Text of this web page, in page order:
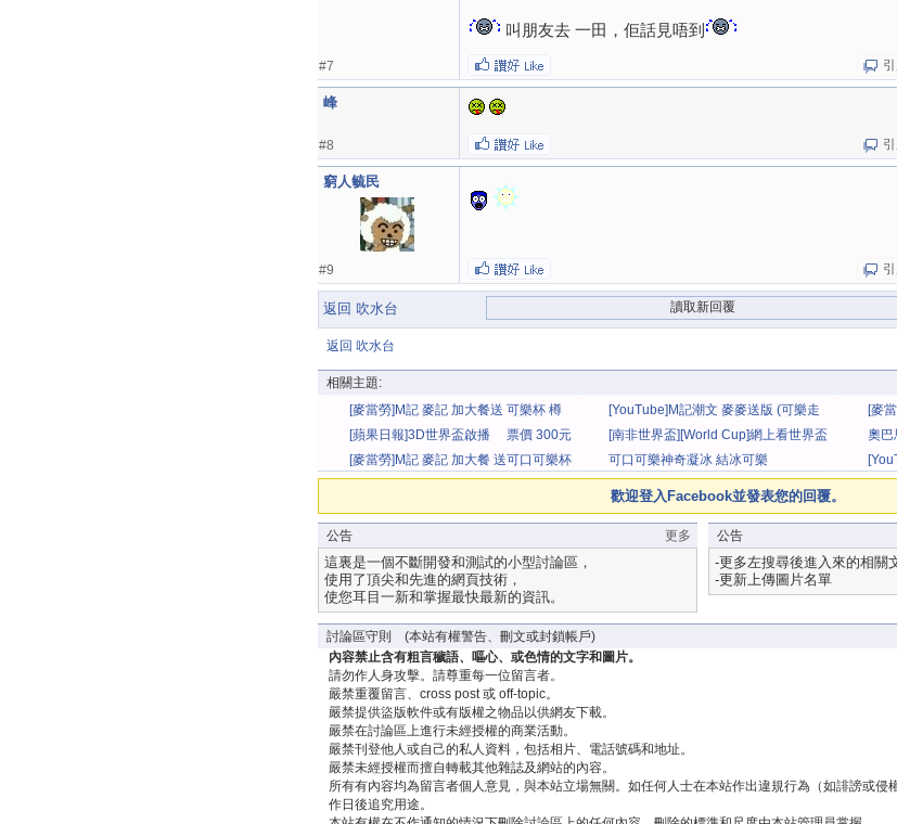
叫朋友去 一田，佢話見唔到
#7
峰
#8
窮人毓民
#9
返回 吹水台
返回 吹水台
相關主題:
[麥當勞]M記 麥記 加大餐送 可樂杯 樽
形杯 2013
[YouTube]M記潮文 麥麥送版 (可樂走
杯 黑旋風 舒琪味)
[麥
璃
[蘋果日報]3D世界盃啟播 票價 300元
[南非世界盃][World Cup]網上看世界盃
全攻略
奧巴
[麥當勞]M記 麥記 加大餐 送可口可樂杯
(可樂罐形)
可口可樂神奇凝冰 結冰可樂
歡迎登入Facebook並發表您的回覆。
公告 更多
這裏是一個不斷開發和測試的小型討論區，
使用了頂尖和先進的網頁技術，
使您耳目一新和掌握最快最新的資訊。
公告
-更多左搜尋後進入來的相關
-更新上傳圖片名單
討論區守則 (本站有權警告、刪文或封鎖帳戶)
內容禁止含有粗言穢語、嘔心、或色情的文字和圖片。
請勿作人身攻擊。請尊重每一位留言者。
嚴禁重覆留言、cross post 或 off-topic。
嚴禁提供盜版軟件或有版權之物品以供網友下載。
嚴禁在討論區上進行未經授權的商業活動。
嚴禁刊登他人或自己的私人資料，包括相片、電話號碼和地址。
嚴禁未經授權而擅自轉載其他雜誌及網站的內容。
所有有內容均為留言者個人意見，與本站立場無關。如任何人士在本站作出違規行為（如誹謗或侵
作日後追究用途。